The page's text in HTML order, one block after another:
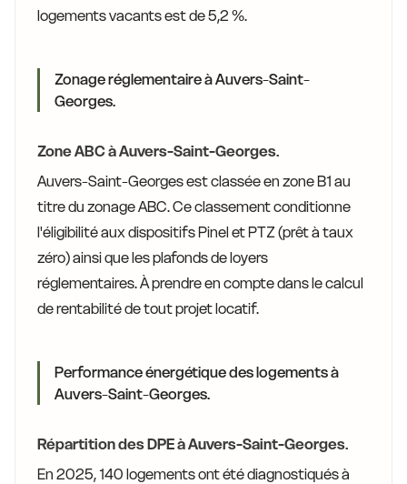
logements vacants est de 5,2 %.
Zonage réglementaire à Auvers-Saint-
Georges.
Zone ABC à Auvers-Saint-Georges.
Auvers-Saint-Georges est classée en zone B1 au
titre du zonage ABC. Ce classement conditionne
l'éligibilité aux dispositifs Pinel et PTZ (prêt à taux
zéro) ainsi que les plafonds de loyers
réglementaires. À prendre en compte dans le calcul
de rentabilité de tout projet locatif.
Performance énergétique des logements à
Auvers-Saint-Georges.
Répartition des DPE à Auvers-Saint-Georges.
En 2025, 140 logements ont été diagnostiqués à